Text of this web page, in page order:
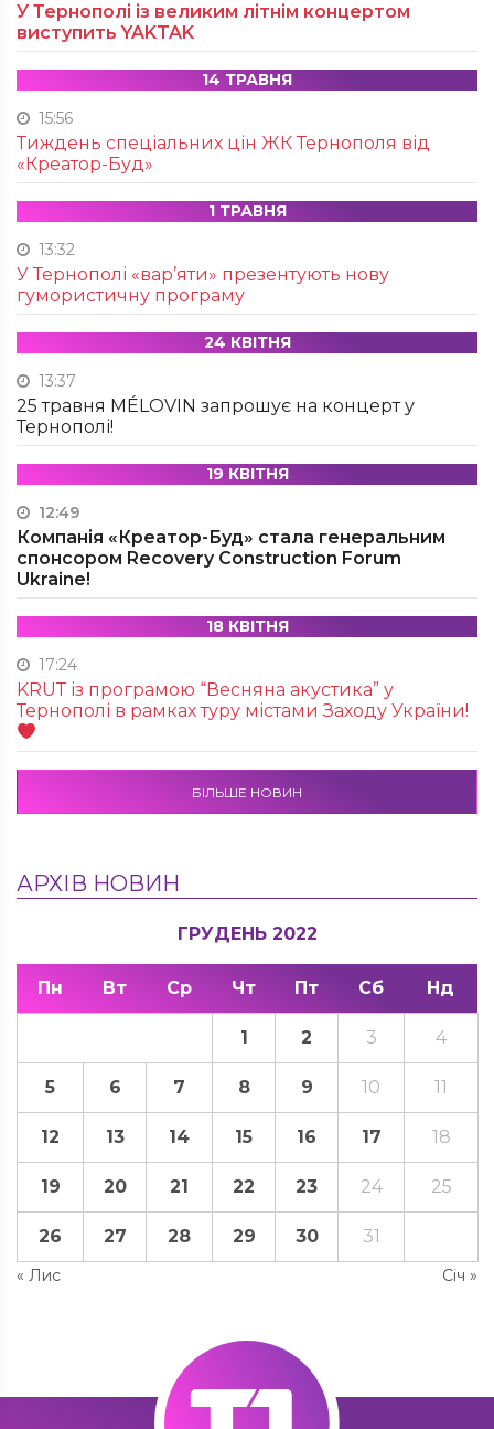
У Тернополі із великим літнім концертом
виступить YAKTAK
14 ТРАВНЯ
15:56
Тиждень спеціальних цін ЖК Тернополя від
«Креатор-Буд»
1 ТРАВНЯ
13:32
У Тернополі «вар’яти» презентують нову
гумористичну програму
24 КВІТНЯ
13:37
25 травня MÉLOVIN запрошує на концерт у
Тернополі!
19 КВІТНЯ
12:49
Компанія «Креатор-Буд» стала генеральним
спонсором Recovery Construction Forum
Ukraine!
18 КВІТНЯ
17:24
KRUТ із програмою “Весняна акустика” у
Тернополі в рамках туру містами Заходу України!
БІЛЬШЕ НОВИН
АРХІВ НОВИН
ГРУДЕНЬ 2022
Пн Вт Ср Чт Пт Сб Нд
« Лис Січ »
1 2 3 4
5 6 7 8 9 10 11
12 13 14 15 16 17 18
19 20 21 22 23 24 25
26 27 28 29 30 31